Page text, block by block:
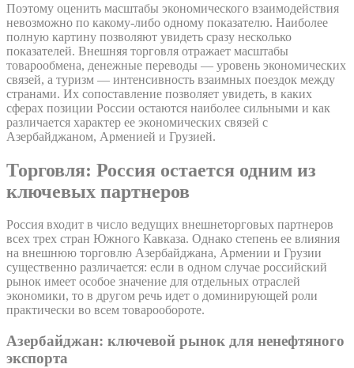
Поэтому оценить масштабы экономического взаимодействия
невозможно по какому-либо одному показателю. Наиболее
полную картину позволяют увидеть сразу несколько
показателей. Внешняя торговля отражает масштабы
товарообмена, денежные переводы — уровень экономических
связей, а туризм — интенсивность взаимных поездок между
странами. Их сопоставление позволяет увидеть, в каких
сферах позиции России остаются наиболее сильными и как
различается характер ее экономических связей с
Азербайджаном, Арменией и Грузией.
Торговля: Россия остается одним из
ключевых партнеров
Россия входит в число ведущих внешнеторговых партнеров
всех трех стран Южного Кавказа. Однако степень ее влияния
на внешнюю торговлю Азербайджана, Армении и Грузии
существенно различается: если в одном случае российский
рынок имеет особое значение для отдельных отраслей
экономики, то в другом речь идет о доминирующей роли
практически во всем товарообороте.
Азербайджан: ключевой рынок для ненефтяного
экспорта